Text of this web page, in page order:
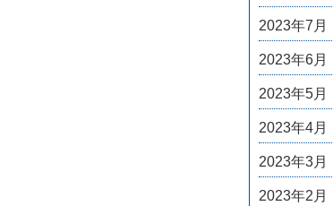
2023年7月
2023年6月
2023年5月
2023年4月
2023年3月
2023年2月